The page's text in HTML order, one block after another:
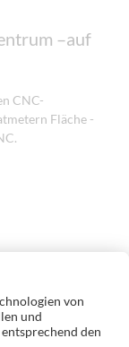
–auf
CNC-
Fläche -